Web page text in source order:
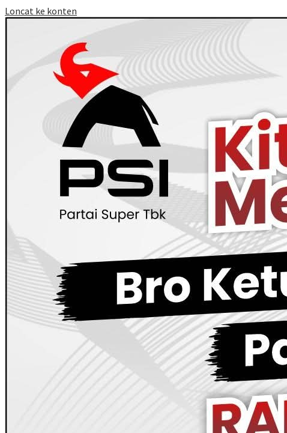
Loncat ke konten